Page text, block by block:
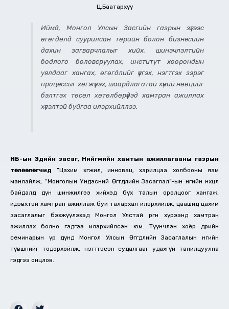
Ц.Баатархүү
Иймд, Монгол Улсын Засгийн газрын зүгээс
өгөгдөлд суурилсан төрийн болон бизнесийн
дахин загварчлалыг хийх, шинэчлэлтийн
бодлого боловсруулах, институт хоорондын
уялдааг хангах, өгөгдлийг үүсгэх, нэгтгэх зэрэг
процессыг хөгжүүлэх, шаардлагатай хүний нөөцийг
бэлтгэх төсөл хөтөлбөрүүдэд хамтран ажиллах
хүсэлтэй буйгаа илэрхийллээ.
НҮБ-ын Эдийн засаг, Нийгмийн хамтын ажиллагааны газрын
төлөөлөгчид “Цахим хөгжил, инновац, харилцаа холбооны яам
манлайлж, “Монголын Үндэсний Өгөгдлийн Засаглал”-ын өнөөгийн нөхцөл
байдалд дүн шинжилгээ хийхэд бүх талын оролцоог хангаж,
идэвхтэй хамтран ажиллаж буй талархал илэрхийлж, цаашид цахим
засаглалыг бэхжүүлэхэд Монгол Улстай өргөн хүрээнд хамтран
ажиллах болно гэдгээ илэрхийлсэн юм. Түүнчлэн хоёр өдрийн
семинарын үр дүнд Монгол Улсын Өгөгдлийн Засаглалын өнөөгийн
түвшнийг тодорхойлж, нэгтгэсэн судалгааг удахгүй танилцуулна
гэдгээ онцлов.